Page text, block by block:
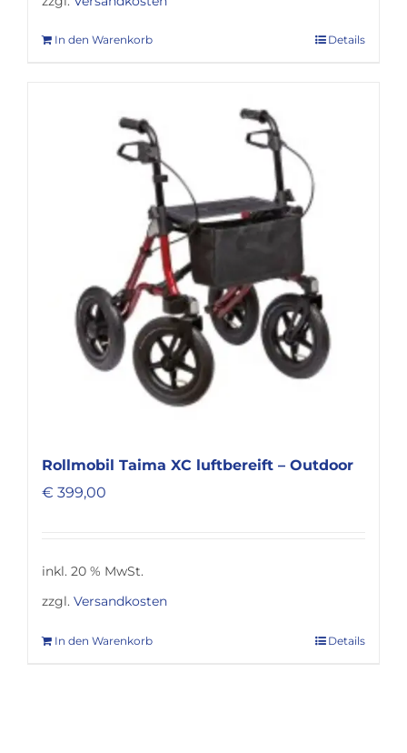
In den Warenkorb Details
Rollmobil Taima XC luftbereift – Outdoor
€ 399,00
inkl. 20 % MwSt.
zzgl. Versandkosten
In den Warenkorb Details